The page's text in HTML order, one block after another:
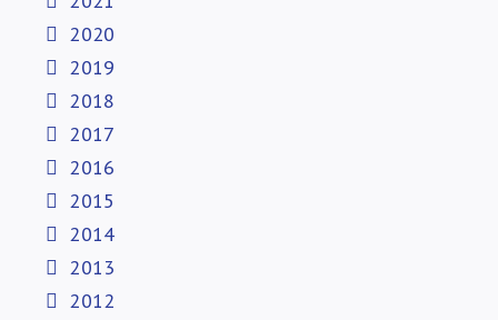
2020
2019
2018
2017
2016
2015
2014
2013
2012